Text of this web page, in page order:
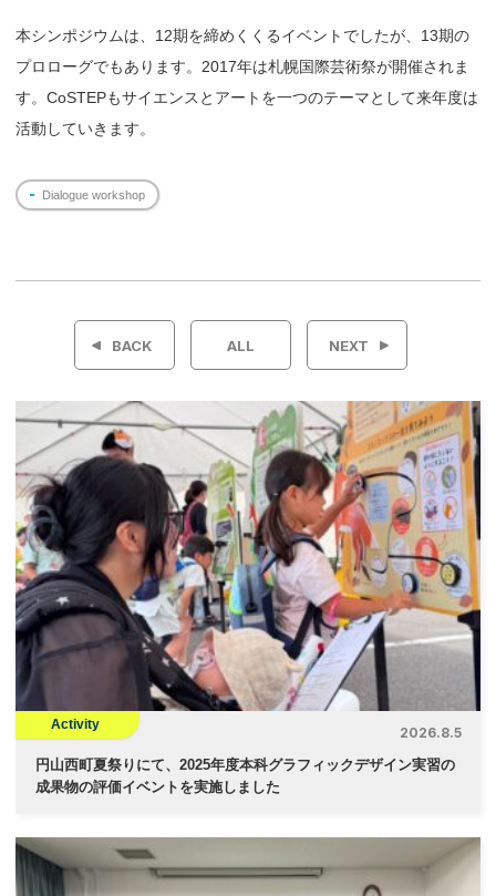
本シンポジウムは、12期を締めくくるイベントでしたが、13期の
プロローグでもあります。2017年は札幌国際芸術祭が開催されま
す。CoSTEPもサイエンスとアートを一つのテーマとして来年度は
活動していきます。
Dialogue workshop
投
ビ
ゲ
ー
シ
ョ
ン
BACK ALL NEXT
Activity
2026.8.5
円山西町夏祭りにて、2025年度本科グラフィックデザイン実習の
成果物の評価イベントを実施しました